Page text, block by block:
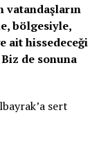
vatandaşların
bölgesiyle,
ait hissedeceği
de sonuna
sert